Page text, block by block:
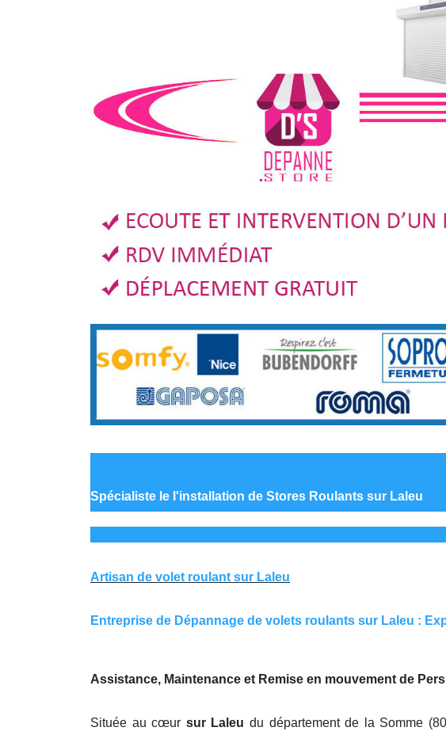
Spécialiste le l'installation de Stores Roulants sur Laleu
Artisan de volet roulant sur Laleu
Entreprise de Dépannage de volets roulants sur Laleu :
Assistance, Maintenance et Remise en mouvement de
Située au cœur sur Laleudu département de la Somme